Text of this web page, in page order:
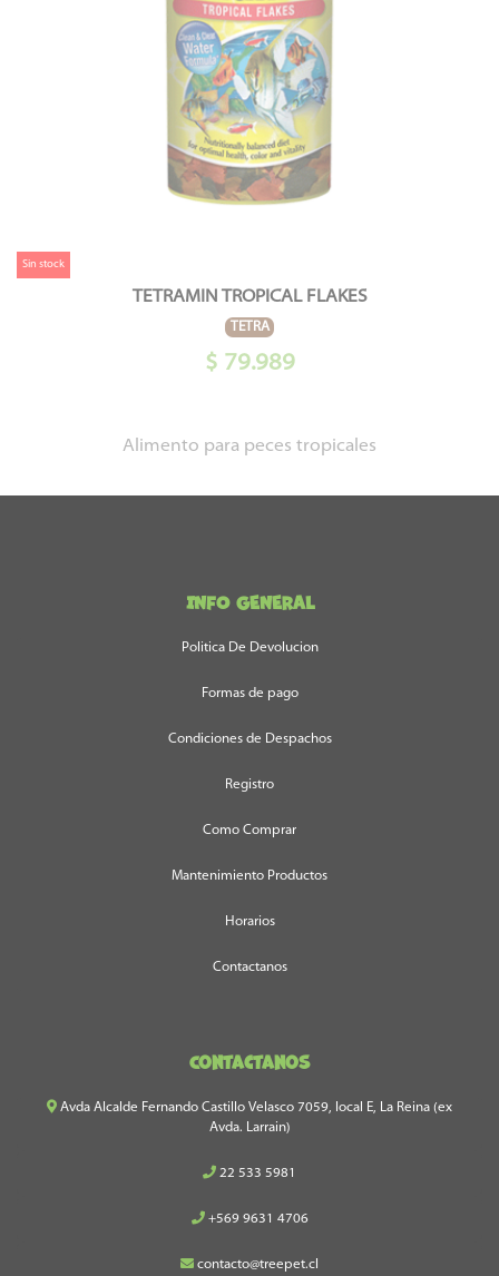
Sin stock
TETRAMIN TROPICAL FLAKES
TETRA
$ 79.989
Alimento para peces tropicales
INFO GENERAL
Politica De Devolucion
Formas de pago
Condiciones de Despachos
Registro
Como Comprar
Mantenimiento Productos
Horarios
Contactanos
Contactanos
Avda Alcalde Fernando Castillo Velasco 7059, local E, La Reina (ex
Avda. Larrain)
22 533 5981
+569 9631 4706
contacto@treepet.cl